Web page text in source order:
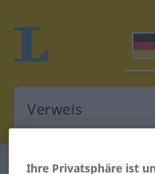
Deutsch-Spanisch
Ihre Privatsphäre ist